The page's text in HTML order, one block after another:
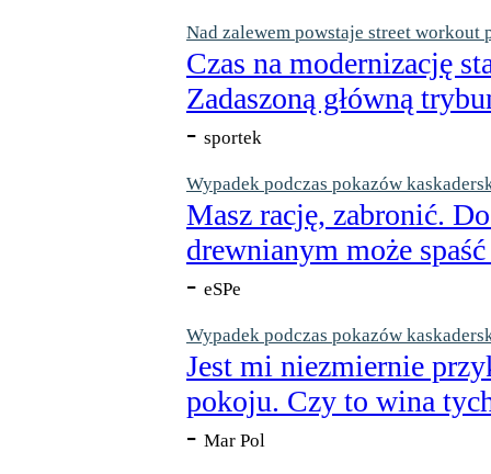
Nad zalewem powstaje street workout
Czas na modernizację
Zadaszoną główną
- sportek
Wypadek podczas pokazów
Masz rację, zabronić.
drewnianym może
- eSPe
Wypadek podczas pokazów
Jest mi niezmiernie
pokoju. Czy to wina
- Mar Pol